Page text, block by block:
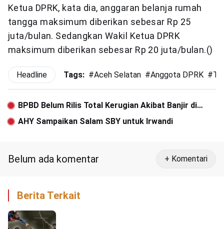
Ketua DPRK, kata dia, anggaran belanja rumah
tangga maksimum diberikan sebesar Rp 25
juta/bulan. Sedangkan Wakil Ketua DPRK
maksimum diberikan sebesar Rp 20 juta/bulan.()
Headline Tags: #Aceh Selatan #Anggota DPRK #
BPBD Belum Rilis Total Kerugian Akibat Banjir di
Aceh Singkil
AHY Sampaikan Salam SBY untuk Irwandi
Belum ada komentar + Komentari
Berita Terkait